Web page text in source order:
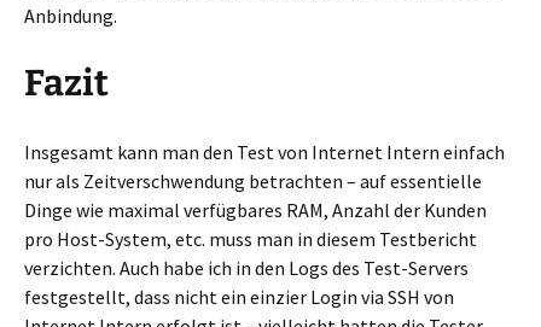
Anbindung.
Fazit
Insgesamt kann man den Test von Internet Intern einfach
nur als Zeitverschwendung betrachten – auf essentielle
Dinge wie maximal verfügbares RAM, Anzahl der Kunden
pro Host-System, etc. muss man in diesem Testbericht
verzichten. Auch habe ich in den Logs des Test-Servers
festgestellt, dass nicht ein einzier Login via SSH von